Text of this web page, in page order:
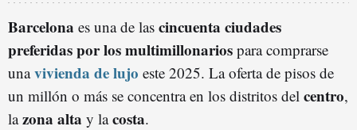
Barcelona es una de las cincuenta ciudades
preferidas por los multimillonarios para comprarse
unavivienda de lujo este 2025. La oferta de pisos de
un millón o más se concentra en los distritos del centro,
lazona alta y lacosta.